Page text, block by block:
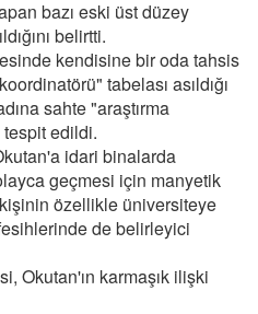
bazı eski üst düzey
belirtti.
kendisine bir oda tahsis
tabelası asıldığı
sahte "araştırma
tespit edildi.
idari binalarda
geçmesi için manyetik
özellikle üniversiteye
de belirleyici
Okutan'ın karmaşık ilişki